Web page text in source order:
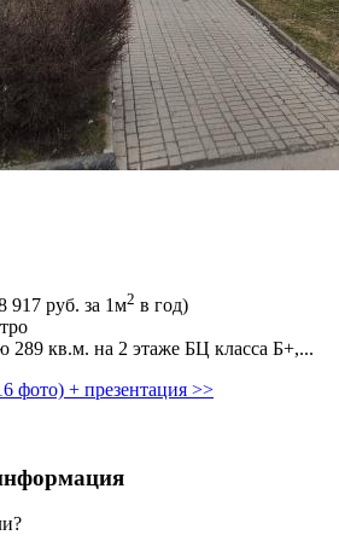
917 руб. за 1м2 в год)
289 кв.м. на 2 этаже БЦ класса Б+,­...
фото) + презентация >>